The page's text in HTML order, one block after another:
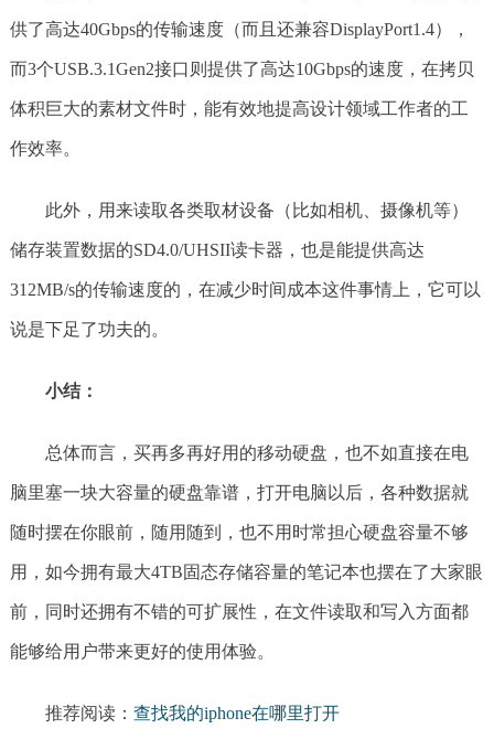
供了高达40Gbps的传输速度（而且还兼容DisplayPort1.4），
而3个USB.3.1Gen2接口则提供了高达10Gbps的速度，在拷贝
体积巨大的素材文件时，能有效地提高设计领域工作者的工
作效率。
此外，用来读取各类取材设备（比如相机、摄像机等）
储存装置数据的SD4.0/UHSII读卡器，也是能提供高达
312MB/s的传输速度的，在减少时间成本这件事情上，它可以
说是下足了功夫的。
小结：
总体而言，买再多再好用的移动硬盘，也不如直接在电
脑里塞一块大容量的硬盘靠谱，打开电脑以后，各种数据就
随时摆在你眼前，随用随到，也不用时常担心硬盘容量不够
用，如今拥有最大4TB固态存储容量的笔记本也摆在了大家眼
前，同时还拥有不错的可扩展性，在文件读取和写入方面都
能够给用户带来更好的使用体验。
推荐阅读： 查找我的iphone在哪里打开